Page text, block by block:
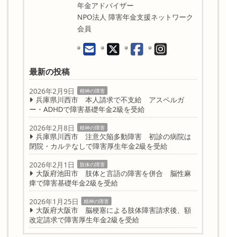
年金アドバイザー
NPO法人 障害年金支援ネットワーク
会員
最新の投稿
2026年2月9日 精神の障害
兵庫県川西市 本人請求で不支給 アスペルガ
ー・ADHDで障害基礎年金2級を受給
2026年2月8日
精神の障害
兵庫県川西市 注意欠陥多動障害 初診の病院は
閉院・カルテなしで障害厚生年金2級を受給
2026年2月1日
肢体の障害
大阪府池田市 肢体と言語の障害を併合 脳性麻
痺で障害基礎年金2級を受給
2026年1月25日
精神の障害
大阪府大阪市 脳梗塞による肢体障害請求後、額
改定請求で障害厚生年金2級を受給